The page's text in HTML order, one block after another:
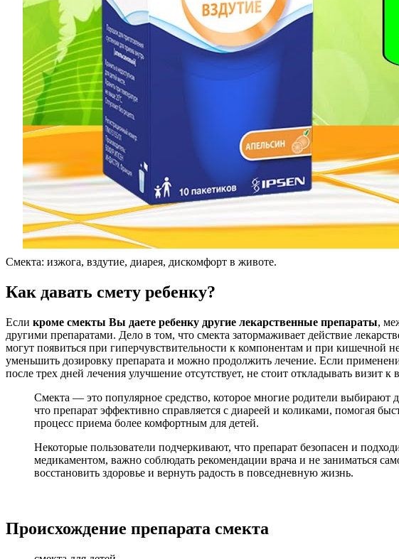
Смекта: изжога, вздутие, диарея, дискомфорт в животе.
Как давать смету ребенку?
Если кроме смекты Вы даете ребенку другие лекарственные препараты,
другими препаратами. Дело в том, что смекта затормаживает действие
могут появиться при гиперчувствительности к компонентам и при кишечной
уменьшить дозировку препарата и можно продолжить лечение. Если
после трех дней лечения улучшение отсутствует, не стоит откладывать
Смекта — это популярное средство, которое многие родители
что препарат эффективно справляется с диареей и коликами, помогая
процесс приема более комфортным для детей.
Некоторые пользователи подчеркивают, что препарат безопасен и
медикаментом, важно соблюдать рекомендации врача и не заниматься
восстановить здоровье и вернуть радость в повседневную жизнь.
Происхождение препарата смекта